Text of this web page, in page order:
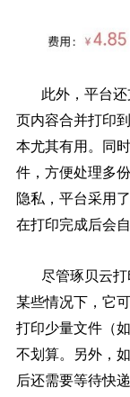
此外，平台
页内容合并打印
本尤其有用。同
件，方便处理多
隐私，平台采用
在打印完成后会
尽管琢贝云
某些情况下，它
打印少量文件（
不划算。另外，
后还需要等待快